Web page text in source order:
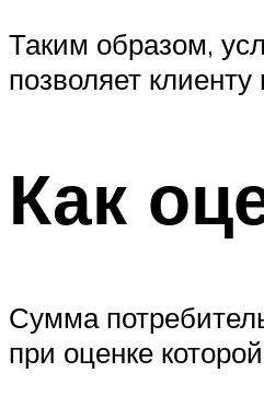
Таким образом,
позволяет
Как
Сумма
при оценке